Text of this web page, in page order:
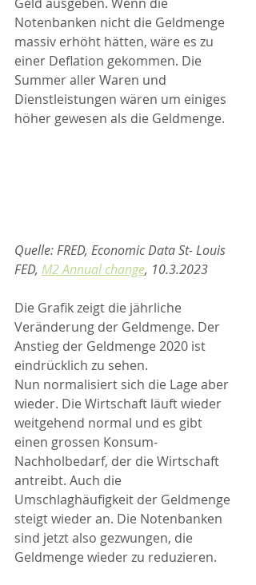
Notenbanken nicht die Geldmenge
massiv erhöht hätten, wäre es zu
einer Deflation gekommen. Die
Summer aller Waren und
Dienstleistungen wären um einiges
höher gewesen als die Geldmenge.
Quelle: FRED, Economic Data St- Louis
FED, M2 Annual change, 10.3.2023
Die Grafik zeigt die jährliche
Veränderung der Geldmenge. Der
Anstieg der Geldmenge 2020 ist
eindrücklich zu sehen.
Nun normalisiert sich die Lage aber
wieder. Die Wirtschaft läuft wieder
weitgehend normal und es gibt
einen grossen Konsum-
Nachholbedarf, der die Wirtschaft
antreibt. Auch die
Umschlaghäufigkeit der Geldmenge
steigt wieder an. Die Notenbanken
sind jetzt also gezwungen, die
Geldmenge wieder zu reduzieren.